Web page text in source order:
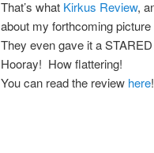
That’s what Kirkus Review,
about my forthcoming picture
They even gave it a
Hooray! How flattering!
You can read the review here!